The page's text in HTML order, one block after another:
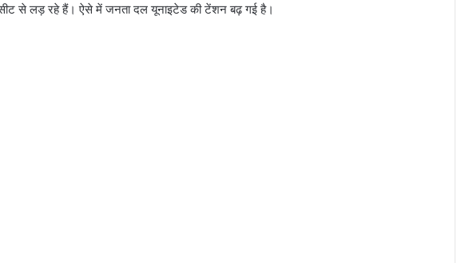
सीट से लड़ रहे हैं। ऐसे में जनता दल यूनाइटेड की टेंशन बढ़ गई है।